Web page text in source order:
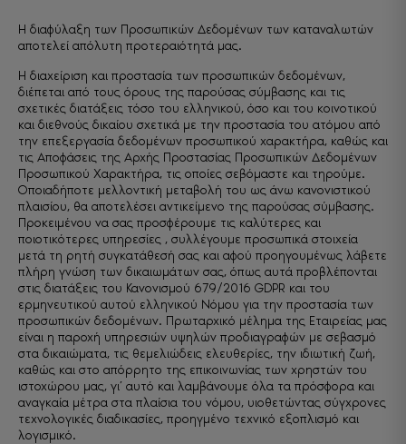
Η διαφύλαξη των Προσωπικών Δεδομένων των καταναλωτών
αποτελεί απόλυτη προτεραιότητά μας.
Η διαχείριση και προστασία των προσωπικών δεδομένων,
διέπεται από τους όρους της παρούσας σύμβασης και τις
σχετικές διατάξεις τόσο του ελληνικού, όσο και του κοινοτικού
και διεθνούς δικαίου σχετικά με την προστασία του ατόμου από
την επεξεργασία δεδομένων προσωπικού χαρακτήρα, καθώς και
τις Αποφάσεις της Αρχής Προστασίας Προσωπικών Δεδομένων
Προσωπικού Χαρακτήρα, τις οποίες σεβόμαστε και τηρούμε.
Οποιαδήποτε μελλοντική μεταβολή του ως άνω κανονιστικού
πλαισίου, θα αποτελέσει αντικείμενο της παρούσας σύμβασης.
Προκειμένου να σας προσφέρουμε τις καλύτερες και
ποιοτικότερες υπηρεσίες , συλλέγουμε προσωπικά στοιχεία
μετά τη ρητή συγκατάθεσή σας και αφού προηγουμένως λάβετε
πλήρη γνώση των δικαιωμάτων σας, όπως αυτά προβλέπονται
στις διατάξεις του Κανονισμού 679/2016 GDPR και του
ερμηνευτικού αυτού ελληνικού Νόμου για την προστασία των
προσωπικών δεδομένων. Πρωταρχικό μέλημα της Εταιρείας μας
είναι η παροχή υπηρεσιών υψηλών προδιαγραφών με σεβασμό
στα δικαιώματα, τις θεμελιώδεις ελευθερίες, την ιδιωτική ζωή,
καθώς και στο απόρρητο της επικοινωνίας των χρηστών του
ιστοχώρου μας, γι’ αυτό και λαμβάνουμε όλα τα πρόσφορα και
αναγκαία μέτρα στα πλαίσια του νόμου, υιοθετώντας σύγχρονες
τεχνολογικές διαδικασίες, προηγμένο τεχνικό εξοπλισμό και
λογισμικό.